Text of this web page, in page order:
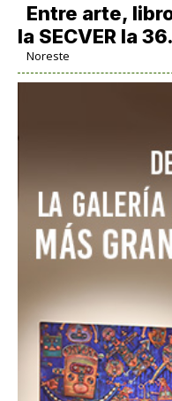
Entre arte,
la SECVER la
Noreste